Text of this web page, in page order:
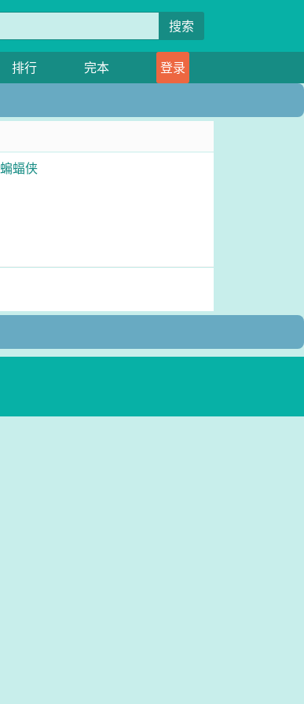
搜索
排行 完本 登录
蝠侠